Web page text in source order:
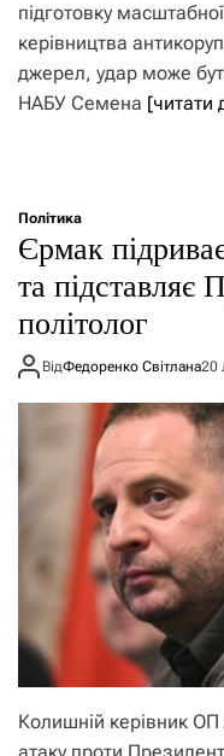
підготовку
керівництва
джерел, удар може
НАБУ Семена [читати
Політика
Єрмак
та підставляє
політолог
ВідФедоренко Світлана20
Колишній керівник